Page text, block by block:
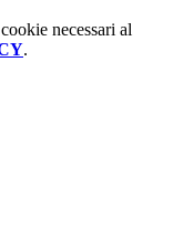
necessari al
.